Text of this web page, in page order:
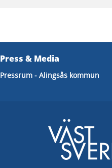
Press & Media
Pressrum - Alingsås kommun